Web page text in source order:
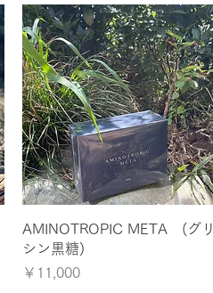
クイックビュー
AMINOTROPIC META (グリ
シン黒糖)
価格
￥11,000